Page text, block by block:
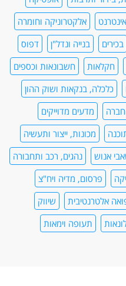
אינטרנט
אלקטרוניקה וחומרה
בכירים בנייה ונדל"ן
דפוס
חקלאות
חשבונאות וכספים
כלכלה, בנקאות ושוק ההון
מדעים מדוייקים
מכונות, ייצור ותעשיה
אנוש
נהגים, רכב ותחבורה
פרסום, מדיה ויח"צ
אלטרנטיבית
שיווק
תעופה וימאות